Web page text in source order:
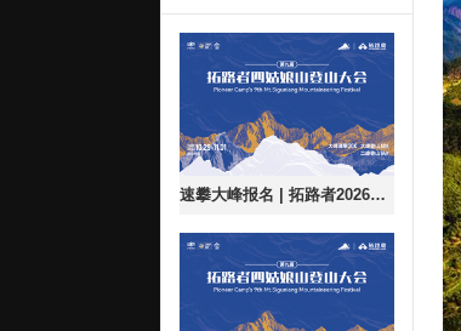
速攀大峰报名 | 拓路者2026第九届四姑娘山登山大会